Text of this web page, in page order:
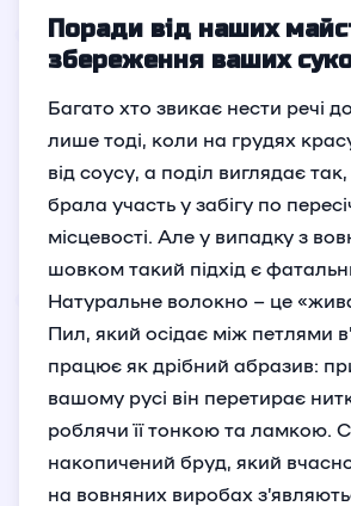
Поради від наших
збереження ваших
Багато хто звикає нести речі
лише тоді, коли на грудях
від соусу, а поділ виглядає
брала участь у забігу по
місцевості. Але у випадку з
шовком такий підхід є
Натуральне волокно – це
Пил, який осідає між петлями
працює як дрібний абразив:
вашому русі він перетирає
роблячи її тонкою та ламкою.
накопичений бруд, який
на вовняних виробах